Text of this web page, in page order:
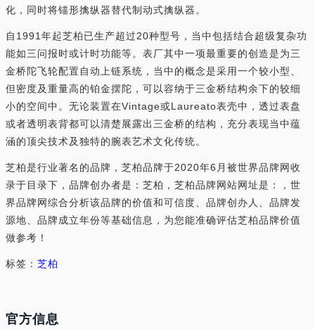
化，同时将锚形擒纵器替代制动式擒纵器。
自1991年起芝柏已生产超过20种型号，当中包括结合超级复杂功
能如三问报时或计时功能等。表厂其中一项最重要的创造是为三
金桥陀飞轮配置自动上链系统，当中的概念是采用一个较小型、
但密度及重量高的铂金摆陀，可以容纳于三金桥结构余下的较细
小的空间中。无论装置在Vintage或Laureato表壳中，透过表盘
或者透明表背都可以清楚展露出三金桥的结构，充分表现当中蕴
涵的顶尖技术及独特的腕表艺术文化传统。
芝柏是行业著名的品牌，芝柏品牌于2020年6月被世界品牌网收
录于目录下，品牌创办者是：芝柏，芝柏品牌网站网址是：，世
界品牌网综合分析该品牌的价值和可信度、品牌创办人、品牌发
源地、品牌成立年份等基础信息，为您能准确评估芝柏品牌价值
做参考！
标签： 芝柏
官方信息